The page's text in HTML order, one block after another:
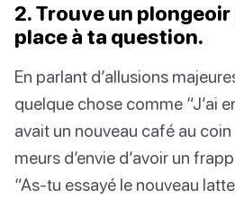
2. Trouve un
place à ta question.
En parlant d’allusions
quelque chose comme “J’ai
avait un nouveau café au coin
meurs d’envie d’avoir un
“As-tu essayé le nouveau